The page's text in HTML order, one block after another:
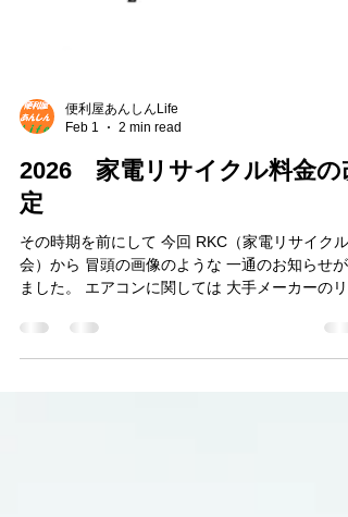
Feb 1
2 min read
2026 家電リサイクル料金の
定
その時期を前にして 今回 RKC（家電リサイクル協
ました。 エアコンに関しては 大手メーカーのリサ